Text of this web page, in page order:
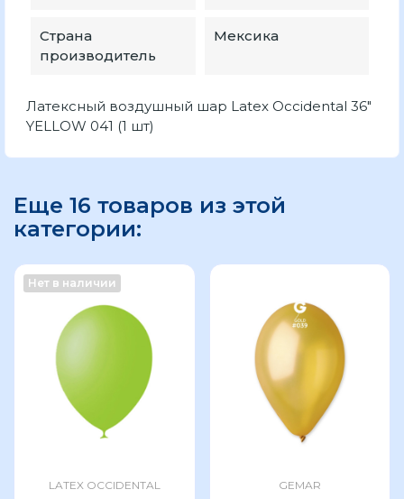
Страна
производитель
Мексика
Латексный воздушный шар Latex Occidental 36"
YELLOW 041 (1 шт)
Еще 16 товаров из этой
категории:
Нет в наличии
LATEX OCCIDENTAL GEMAR